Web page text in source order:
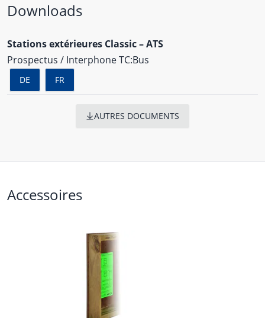
Downloads
Stations extérieures Classic – ATS
Prospectus / Interphone TC:Bus
DE FR
AUTRES DOCUMENTS
Accessoires